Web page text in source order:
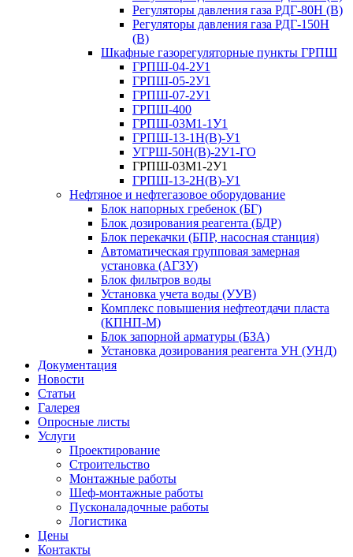
Регуляторы давления газа РДГ-80Н (В)
Регуляторы давления газа РДГ-150Н
(В)
Шкафные газорегуляторные пункты ГРПШ
ГРПШ-04-2У1
ГРПШ-05-2У1
ГРПШ-07-2У1
ГРПШ-400
ГРПШ-03М1-1У1
ГРПШ-13-1Н(В)-У1
УГРШ-50Н(В)-2У1-ГО
ГРПШ-03М1-2У1
ГРПШ-13-2Н(В)-У1
Нефтяное и нефтегазовое оборудование
Блок напорных гребенок (БГ)
Блок дозирования реагента (БДР)
Блок перекачки (БПР, насосная станция)
Автоматическая групповая замерная
установка (АГЗУ)
Блок фильтров воды
Установка учета воды (УУВ)
Комплекс повышения нефтеотдачи пласта
(КПНП-М)
Блок запорной арматуры (БЗА)
Установка дозирования реагента УН (УНД)
Документация
Новости
Статьи
Галерея
Опросные листы
Услуги
Проектирование
Строительство
Монтажные работы
Шеф-монтажные работы
Пусконаладочные работы
Логистика
Цены
Контакты